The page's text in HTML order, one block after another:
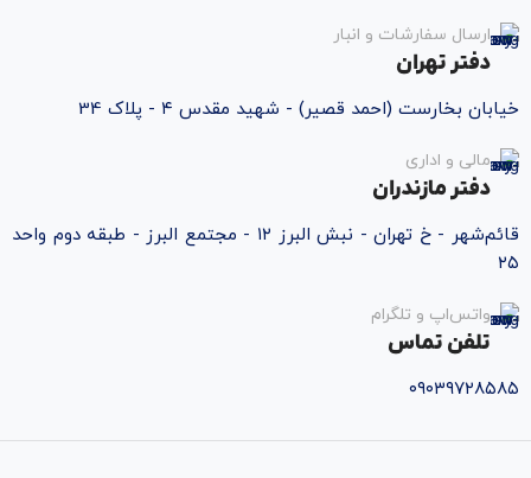
ارسال سفارشات و انبار
دفتر تهران
خیابان بخارست (احمد قصیر) - شهید مقدس ۴ - پلاک 34
مالی و اداری
دفتر مازندران
قائم‌شهر - خ تهران - نبش البرز ۱۲ - مجتمع البرز - طبقه دوم واحد
۲۵
واتس‌اپ و تلگرام
تلفن تماس
۰۹۰۳۹۷۲۸۵۸۵